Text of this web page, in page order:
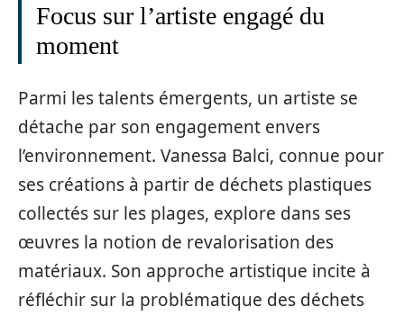
Focus sur l’artiste engagé du
moment
Parmi les talents émergents, un artiste se
détache par son engagement envers
l’environnement. Vanessa Balci, connue pour
ses créations à partir de déchets plastiques
collectés sur les plages, explore dans ses
œuvres la notion de revalorisation des
matériaux. Son approche artistique incite à
réfléchir sur la problématique des déchets